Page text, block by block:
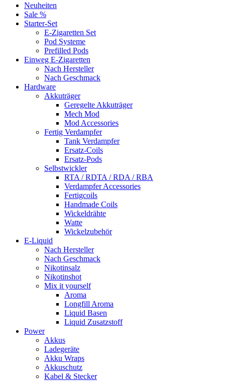
Neuheiten
Sale %
Starter-Set
E-Zigaretten Set
Pod Systeme
Prefilled Pods
Einweg E-Zigaretten
Nach Hersteller
Nach Geschmack
Hardware
Akkuträger
Geregelte Akkuträger
Mech Mod
Mod Accessories
Fertig Verdampfer
Tank Verdampfer
Ersatz-Coils
Ersatz-Pods
Selbstwickler
RTA / RDTA / RDA / RBA
Verdampfer Accessories
Fertigcoils
Handmade Coils
Wickeldrähte
Watte
Wickelzubehör
E-Liquid
Nach Hersteller
Nach Geschmack
Nikotinsalz
Nikotinshot
Mix it yourself
Aroma
Longfill Aroma
Liquid Basen
Liquid Zusatzstoff
Power
Akkus
Ladegeräte
Akku Wraps
Akkuschutz
Kabel & Stecker